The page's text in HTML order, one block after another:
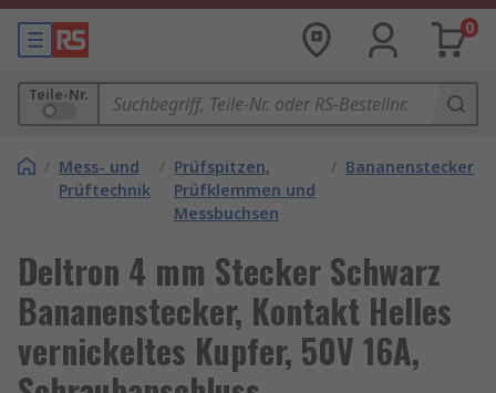
0
Teile-Nr.
/ Mess- und
Prüftechnik
/ Prüfspitzen,
Prüfklemmen und
Messbuchsen
/ Bananenstecker
Deltron 4 mm Stecker Schwarz
Bananenstecker, Kontakt Helles
vernickeltes Kupfer, 50V 16A,